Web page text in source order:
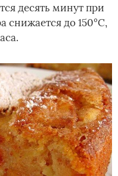
десять минут при
снижается до 150°С,